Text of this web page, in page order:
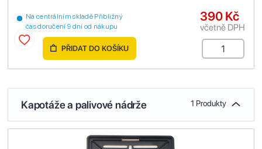
Na centrálním skladě Přibližný
čas doručení 9 dní od nákupu
390 Kč
včetně DPH
PŘIDAT DO KOŠÍKU
Kapotáže a palivové nádrže 1 Produkty